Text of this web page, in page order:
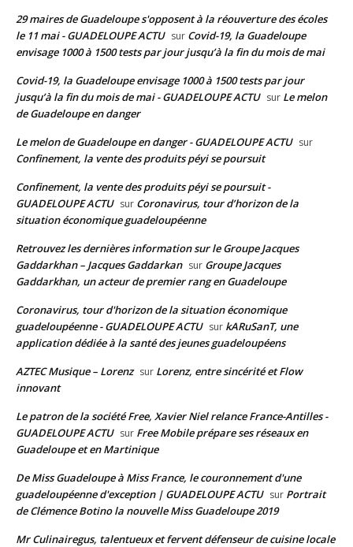
29 maires de Guadeloupe s'opposent à la réouverture des écoles
le 11 mai - GUADELOUPE ACTU sur Covid-19, la Guadeloupe
envisage 1000 à 1500 tests par jour jusqu’à la fin du mois de mai
Covid-19, la Guadeloupe envisage 1000 à 1500 tests par jour
jusqu’à la fin du mois de mai - GUADELOUPE ACTU sur Le melon
de Guadeloupe en danger
Le melon de Guadeloupe en danger - GUADELOUPE ACTU sur
Confinement, la vente des produits péyi se poursuit
Confinement, la vente des produits péyi se poursuit -
GUADELOUPE ACTU sur Coronavirus, tour d’horizon de la
situation économique guadeloupéenne
Retrouvez les dernières information sur le Groupe Jacques
Gaddarkhan – Jacques Gaddarkan sur Groupe Jacques
Gaddarkhan, un acteur de premier rang en Guadeloupe
Coronavirus, tour d'horizon de la situation économique
guadeloupéenne - GUADELOUPE ACTU sur kARuSanT, une
application dédiée à la santé des jeunes guadeloupéens
AZTEC Musique – Lorenz sur Lorenz, entre sincérité et Flow
innovant
Le patron de la société Free, Xavier Niel relance France-Antilles -
GUADELOUPE ACTU sur Free Mobile prépare ses réseaux en
Guadeloupe et en Martinique
De Miss Guadeloupe à Miss France, le couronnement d'une
guadeloupéenne d'exception | GUADELOUPE ACTU sur Portrait
de Clémence Botino la nouvelle Miss Guadeloupe 2019
Mr Culinairegus, talentueux et fervent défenseur de cuisine locale